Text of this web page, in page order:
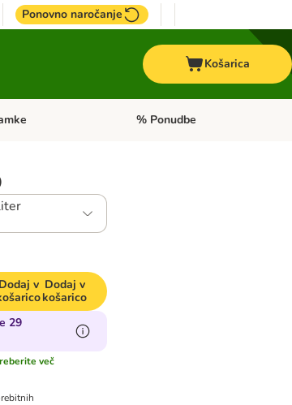
Ponovno naročanje
Košarica
kategorij: Dietna hrana Odprite meni kategorij: Top
% Ponudbe
Dodaj v Dodaj v
košarico
29
več